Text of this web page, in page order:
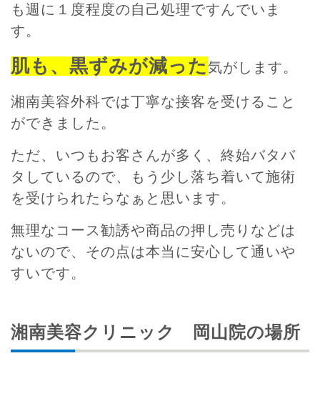
も週に１度程度の自己処理ですんでいま
す。
肌も、黒ずみが減った気がします。
湘南美容外科では丁寧な接客を受けること
ができました。
ただ、いつもお客さんが多く、終始バタバ
タしているので、もう少し落ち着いて施術
を受けられたらなぁと思います。
無理なコース勧誘や商品の押し売りなどは
ないので、その点は本当に安心して通いや
すいです。
湘南美容クリニック 岡山院の場所